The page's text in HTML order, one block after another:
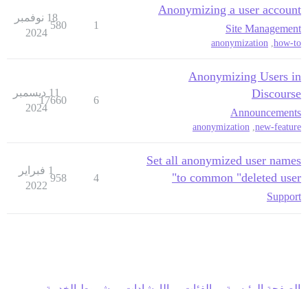
Anonymizing a user account
Site Management
how-to
anonymization
1
580
18 نوفمبر
2024
Anonymizing Users in
Discourse
Announcements
new-feature
anonymization
6
17660
11 ديسمبر
2024
Set all anonymized user names
to common "deleted user"
Support
4
958
1 فبراير
2022